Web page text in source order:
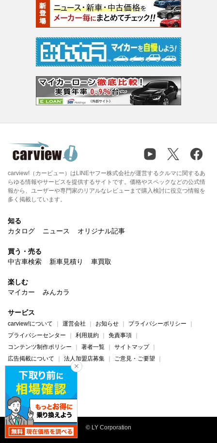
carview!（カービュー）はLINEヤフー株式会社が運営するクルマに関するあ
らゆる情報やサービスを提供するサイトです。価格やスペックなどの公式情
報から、ユーザーや専門家のリアルなレビューまで購入検討に役立つ情報を
多く掲載しています。
知る
カタログ
ニュース オリジナル記事
買う・売る
中古車検索
新車見積り 車買取
楽しむ
マイカー
みんカラ
サービス
carview!について 運営会社 お知らせ
プライバシーポリシー
プライバシーセンター
利用規約
免責事項
コンテンツ制作ポリシー
著者一覧
サイトマップ
広告掲載について
法人加盟店募集
ご意見・ご要望
ヘルプ・お問い合わせ
carview! Yahoo! JAPAN
© LY Corporation